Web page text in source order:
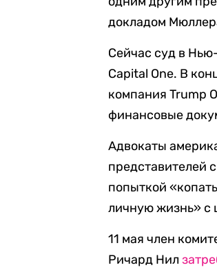
докладом
Сейчас суд в
Capital One. В
компания Trump
финансовые
Адвокаты
представителей
попыткой
личную жизнь» с
11 мая член
Ричард Нил